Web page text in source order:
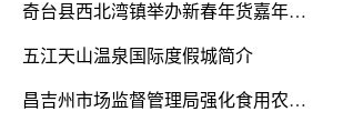
奇台县西北湾镇举办新春年货嘉年华活动
五江天山温泉国际度假城简介
昌吉州市场监督管理局强化食用农产品质量监管 保障食品安全显成效